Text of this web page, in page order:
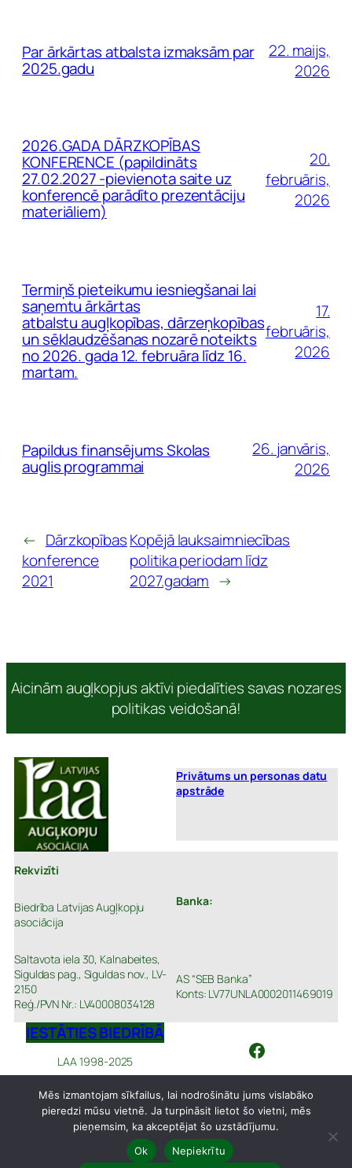
Par ārkārtas atbalsta izmaksām par
2025.gadu
22. maijs,
2026
2026.GADA DĀRZKOPĪBAS
KONFERENCE (papildināts
27.02.2027 -pievienota saite uz
konferencē parādīto prezentāciju
materiāliem)
20.
februāris,
2026
Termiņš pieteikumu iesniegšanai lai
saņemtu ārkārtas
atbalstu augļkopības, dārzeņkopības
un sēklaudzēšanas nozarē noteikts
no 2026. gada 12. februāra līdz 16.
martam.
17.
februāris,
2026
Papildus finansējums Skolas
auglis programmai
26. janvāris,
2026
← Dārzkopības
konference
2021
Kopējā lauksaimniecības
politika periodam līdz
2027.gadam →
Aicinām augļkopjus aktīvi piedalīties savas nozares
politikas veidošanā!
Privātums un personas datu
apstrāde
Rekvizīti
Biedrība Latvijas Augļkopju
asociācija
Saltavota iela 30, Kalnabeites,
Siguldas pag., Siguldas nov., LV-
2150
Reģ./PVN Nr.: LV40008034128
Banka:
AS “SEB Banka”
Konts: LV77UNLA0002011469019
IESTĀTIES BIEDRĪBĀ
LAA 1998-2025 Facebook
Mēs izmantojam sīkfailus, lai nodrošinātu jums vislabāko
pieredzi mūsu vietnē. Ja turpināsit lietot šo vietni, mēs
pieņemsim, ka akceptējat šo uzstādījumu.
Ok
Nepiekrītu